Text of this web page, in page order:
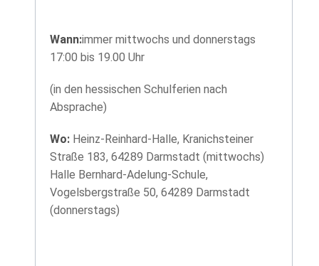
Wann:immer mittwochs und donnerstags
17:00 bis 19.00 Uhr
(in den hessischen Schulferien nach
Absprache)
Wo: Heinz-Reinhard-Halle, Kranichsteiner
Straße 183, 64289 Darmstadt (mittwochs)
Halle Bernhard-Adelung-Schule,
Vogelsbergstraße 50, 64289 Darmstadt
(donnerstags)